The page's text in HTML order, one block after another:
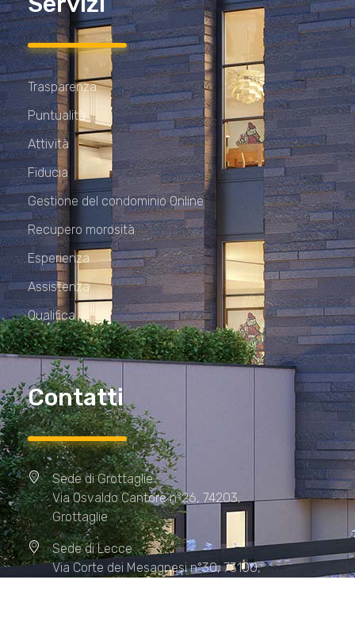
Trasparenza
Puntualità
Attività
Fiducia
Gestione del condominio Online
Recupero morosità
Esperienza
Assistenza
Qualifica
Contatti
Sede di Grottaglie
Via Osvaldo Cantore n°26, 74203,
Grottaglie
Sede di Lecce
Via Corte dei Mesagnesi n°30, 73100,